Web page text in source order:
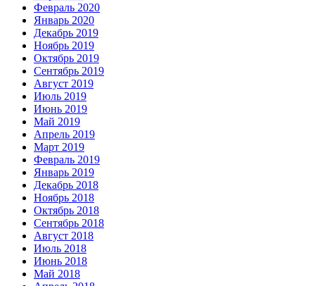
Февраль 2020
Январь 2020
Декабрь 2019
Ноябрь 2019
Октябрь 2019
Сентябрь 2019
Август 2019
Июль 2019
Июнь 2019
Май 2019
Апрель 2019
Март 2019
Февраль 2019
Январь 2019
Декабрь 2018
Ноябрь 2018
Октябрь 2018
Сентябрь 2018
Август 2018
Июль 2018
Июнь 2018
Май 2018